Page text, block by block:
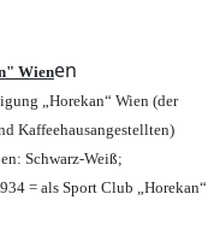
Wienen
„Horekan“ Wien (der
Kaffeehausangestellten)
Schwarz-Weiß;
= als Sport Club „Horekan“